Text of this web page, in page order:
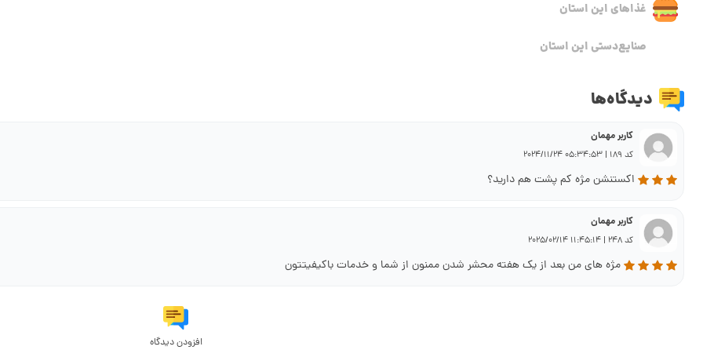
غذاهای این استان
صنایع‌دستی این استان
دیدگاه‌ها
کاربر مهمان
کد 189 | 05:34:53 2024/11/24
اکستنشن مژه کم پشت هم دارید؟
کاربر مهمان
کد 248 | 11:45:14 2025/02/14
مژه های من بعد از یک هفته محشر شدن ممنون از شما و خدمات باکیفیتتون
افزودن دیدگاه